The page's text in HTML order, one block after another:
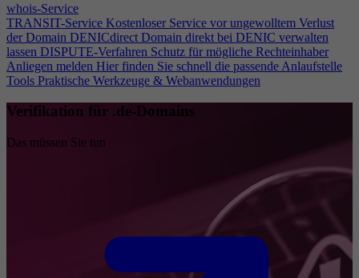
whois-Service
TRANSIT-Service Kostenloser Service vor ungewolltem Verlust
der Domain DENICdirect Domain direkt bei DENIC verwalten
lassen DISPUTE-Verfahren Schutz für mögliche Rechteinhaber
Anliegen melden Hier finden Sie schnell die passende Anlaufstelle
Tools Praktische Werkzeuge & Webanwendungen
Verifikation für .de-Domains
Das müssen Sie tun